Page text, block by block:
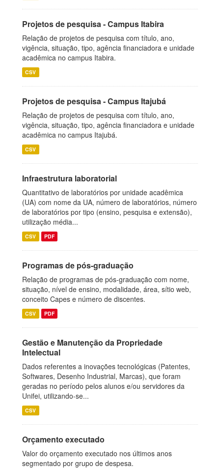
Projetos de pesquisa - Campus Itabira
Relação de projetos de pesquisa com título, ano,
vigência, situação, tipo, agência financiadora e unidade
acadêmica no campus Itabira.
CSV
Projetos de pesquisa - Campus Itajubá
Relação de projetos de pesquisa com título, ano,
vigência, situação, tipo, agência financiadora e unidade
acadêmica no campus Itajubá.
CSV
Infraestrutura laboratorial
Quantitativo de laboratórios por unidade acadêmica
(UA) com nome da UA, número de laboratórios, número
de laboratórios por tipo (ensino, pesquisa e extensão),
utilização média...
CSV PDF
Programas de pós-graduação
Relação de programas de pós-graduação com nome,
situação, nível de ensino, modalidade, área, sítio web,
conceito Capes e número de discentes.
CSV PDF
Gestão e Manutenção da Propriedade
Intelectual
Dados referentes a inovações tecnológicas (Patentes,
Softwares, Desenho Industrial, Marcas), que foram
geradas no período pelos alunos e/ou servidores da
Unifei, utilizando-se...
CSV
Orçamento executado
Valor do orçamento executado nos últimos anos
segmentado por grupo de despesa.